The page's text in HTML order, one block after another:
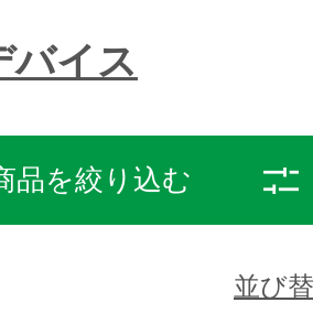
バイス
品を絞り込む
並び